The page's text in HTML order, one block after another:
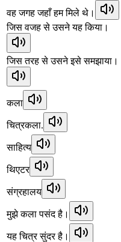
वह जगह जहाँ हम मिले थे।
जिस वजह से उसने यह किया।
जिस तरह से उसने इसे समझाया।
कला
चित्रकला.
साहित्य
थिएटर
संग्रहालय
मुझे कला पसंद है।
यह चित्र सुंदर है।